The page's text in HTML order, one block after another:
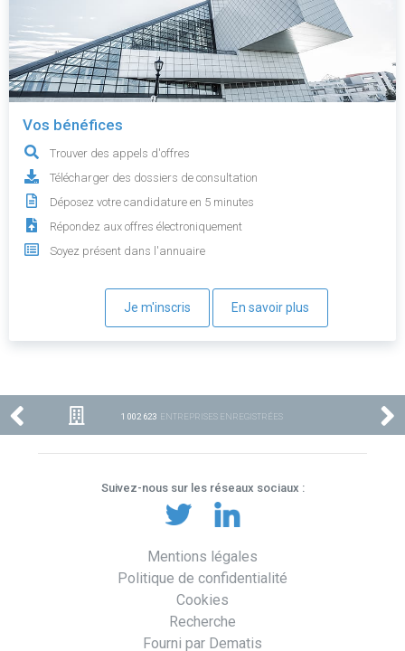
Vos bénéfices
Trouver des appels d'offres
Télécharger des dossiers de consultation
Déposez votre candidature en 5 minutes
Répondez aux offres électroniquement
Soyez présent dans l'annuaire
Je m'inscris En savoir plus
1 002 623 ENTREPRISES ENREGISTRÉES
Suivez-nous sur les réseaux sociaux :
Mentions légales
Politique de confidentialité
Cookies
Recherche
Fourni par Dematis